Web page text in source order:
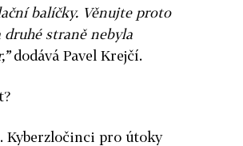
balíčky. Věnujte proto
straně nebyla
dodává Pavel Krejčí.
Kyberzločinci pro útoky